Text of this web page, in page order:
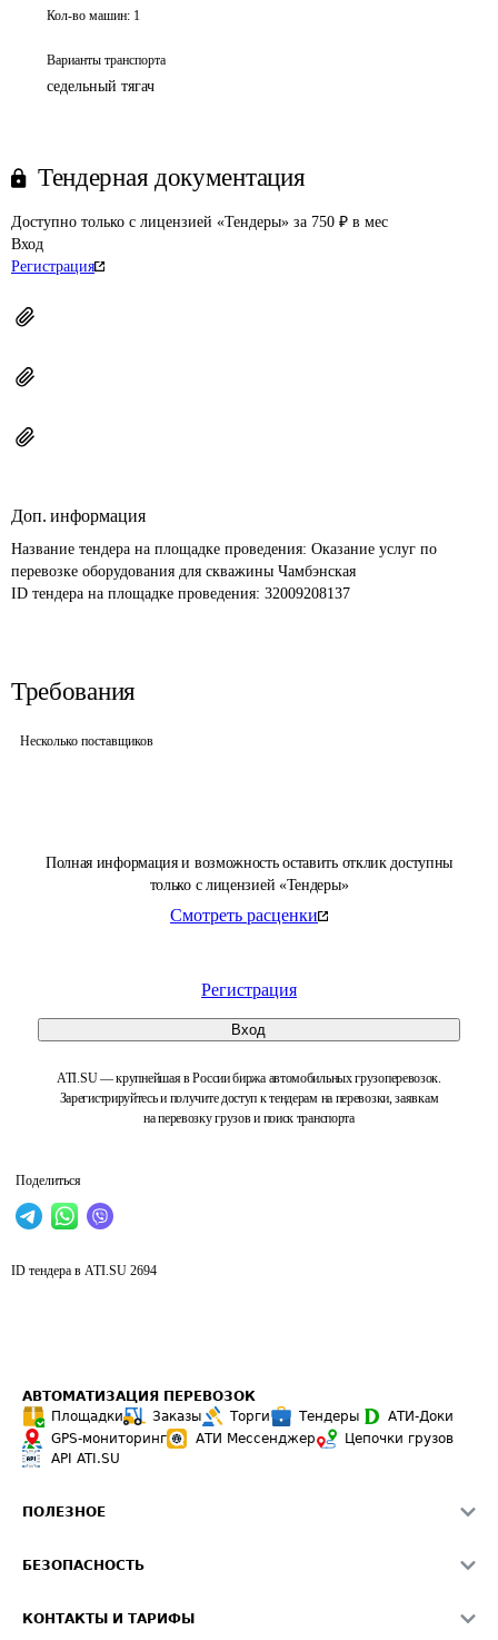
Полная информация и возможность оставить отклик доступны
только с лицензией «Тендеры»
Смотреть расценки
Регистрация
Вход
ATI.SU — крупнейшая в России биржа автомобильных грузоперевозок.
Зарегистрируйтесь и получите доступ к тендерам на перевозки, заявкам
на перевозку грузов и поиск транспорта
Поделиться
Кол-во машин: 1
Варианты транспорта
седельный тягач
Тендерная документация
Доступно только с лицензией «Тендеры» за 750 ₽ в мес
Вход
Регистрация
Доп. информация
Название тендера на площадке проведения: Оказание услуг по
перевозке оборудования для скважины Чамбэнская
ID тендера на площадке проведения: 32009208137
Требования
Несколько поставщиков
ID тендера в ATI.SU 2694
АВТОМАТИЗАЦИЯ ПЕРЕВОЗОК
Площадки
Заказы Торги Тендеры
АТИ-Доки
GPS-мониторинг
АТИ Мессенджер
Цепочки грузов
API ATI.SU
ПОЛЕЗНОЕ
Звезды ATI.SU на вашем сайте
БЕЗОПАСНОСТЬ
КОНТАКТЫ И ТАРИФЫ